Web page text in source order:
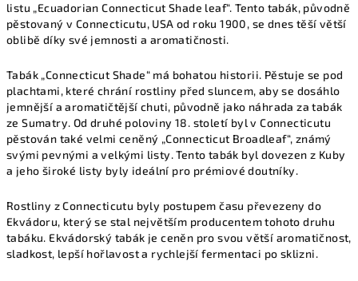
listu „Ecuadorian Connecticut Shade leaf“. Tento tabák, původně
pěstovaný v Connecticutu, USA od roku 1900, se dnes těší větší
oblibě díky své jemnosti a aromatičnosti.
Tabák „Connecticut Shade“ má bohatou historii. Pěstuje se pod
plachtami, které chrání rostliny před sluncem, aby se dosáhlo
jemnější a aromatičtější chuti, původně jako náhrada za tabák
ze Sumatry. Od druhé poloviny 18. století byl v Connecticutu
pěstován také velmi ceněný „Connecticut Broadleaf“, známý
svými pevnými a velkými listy. Tento tabák byl dovezen z Kuby
a jeho široké listy byly ideální pro prémiové doutníky.
Rostliny z Connecticutu byly postupem času převezeny do
Ekvádoru, který se stal největším producentem tohoto druhu
tabáku. Ekvádorský tabák je ceněn pro svou větší aromatičnost,
sladkost, lepší hořlavost a rychlejší fermentaci po sklizni.